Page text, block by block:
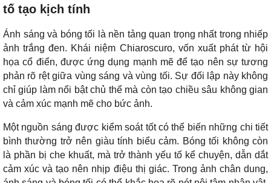
tố tạo kịch tính
Ánh sáng và bóng tối là nền tảng quan trọng nhất trong nhiếp
ảnh trắng đen. Khái niệm Chiaroscuro, vốn xuất phát từ hội
họa cổ điển, được ứng dụng mạnh mẽ để tạo nên sự tương
phản rõ rệt giữa vùng sáng và vùng tối. Sự đối lập này không
chỉ giúp làm nổi bật chủ thể mà còn tạo chiều sâu không gian
và cảm xúc mạnh mẽ cho bức ảnh.
Một nguồn sáng được kiểm soát tốt có thể biến những chi tiết
bình thường trở nên giàu tính biểu cảm. Bóng tối không còn
là phần bị che khuất, mà trở thành yếu tố kể chuyện, dẫn dắt
cảm xúc và tạo nên nhịp điệu thị giác. Trong ảnh chân dung,